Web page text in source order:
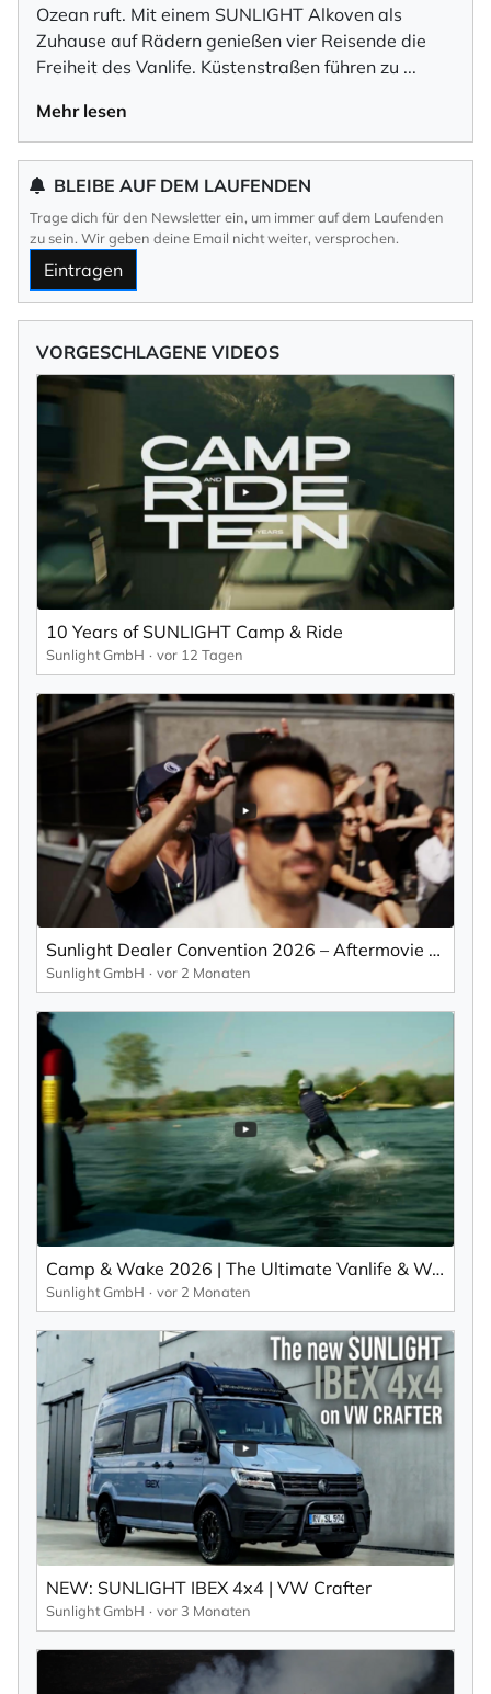
Ozean ruft. Mit einem SUNLIGHT Alkoven als
Zuhause auf Rädern genießen vier Reisende die
Freiheit des Vanlife. Küstenstraßen führen zu ...
Mehr lesen
BLEIBE AUF DEM LAUFENDEN
Trage dich für den Newsletter ein, um immer auf dem Laufenden
zu sein. Wir geben deine Email nicht weiter, versprochen.
Eintragen
VORGESCHLAGENE VIDEOS
10 Years of SUNLIGHT Camp & Ride
Sunlight GmbH vor 12 Tagen
Sunlight Dealer Convention 2026 – Aftermovie 🏄🏼🚐
Sunlight GmbH vor 2 Monaten
Camp & Wake 2026 | The Ultimate Vanlife & Wakeboard Event
Sunlight GmbH vor 2 Monaten
NEW: SUNLIGHT IBEX 4x4 | VW Crafter
Sunlight GmbH vor 3 Monaten